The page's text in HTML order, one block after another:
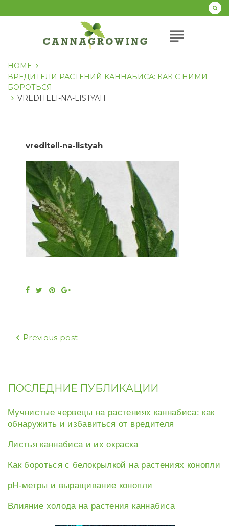
к
subject
HOME
ВРЕДИТЕЛИ РАСТЕНИЙ КАННАБИСА: КАК С НИМИ
БОРОТЬСЯ
VREDITELI-NA-LISTYAH
vrediteli-na-listyah
Facebook
TwitterPinterestGoogle+
Навигация
Previous post
ПОСЛЕДНИЕ ПУБЛИКАЦИИ
Мучнистые червецы на растениях каннабиса: как
обнаружить и избавиться от вредителя
Листья каннабиса и их окраска
Как бороться с белокрылкой на растениях конопли
рН-метры и выращивание конопли
Влияние холода на растения каннабиса